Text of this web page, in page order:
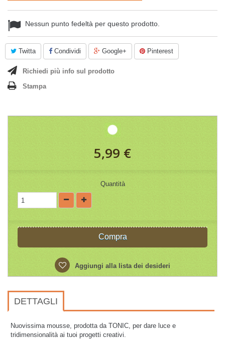
Nessun punto fedeltà per questo prodotto.
Twitta Condividi Google+ Pinterest
Richiedi più info sul prodotto
Stampa
5,99 €
Quantità
Compra
Aggiungi alla lista dei desideri
DETTAGLI
Nuovissima mousse, prodotta da TONIC, per dare luce e
tridimensionalità ai tuoi progetti creativi.